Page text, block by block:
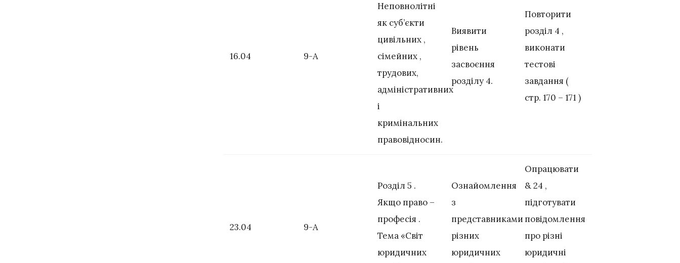
16.04 9-А
Неповнолітні
як суб’єкти
цивільних ,
сімейних ,
трудових,
адміністративних
і
кримінальних
правовідносин.
Виявити
рівень
засвоєння
розділу 4.
Повторити
розділ 4 ,
виконати
тестові
завдання (
стр. 170 – 171 )
23.04 9-А
Розділ 5 .
Якщо право –
професія .
Тема «Світ
юридичних
Ознайомлення
з
представниками
різних
юридичних
Опрацювати
& 24 ,
підготувати
повідомлення
про різні
юридичні